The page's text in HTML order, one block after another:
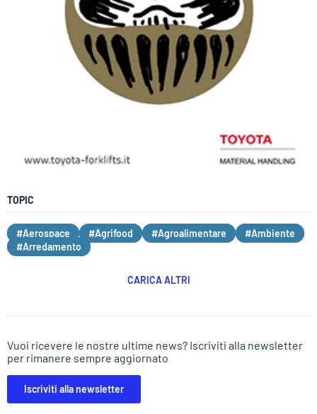
TOPIC
#Aerospace #Agrifood #Agroalimentare
#Ambiente
#Arredamento
CARICA ALTRI
Vuoi ricevere le nostre ultime news? Iscriviti alla newsletter
per rimanere sempre aggiornato
Iscriviti alla newsletter